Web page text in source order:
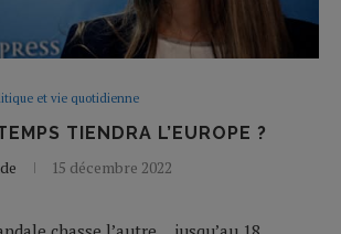
et vie quotidienne
TIENDRA L’EUROPE ?
15 décembre 2022